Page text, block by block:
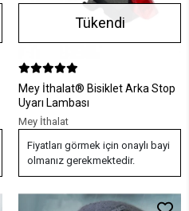
Tükendi
Mey İthalat® Bisiklet Arka Stop
Uyarı Lambası
Mey İthalat
Fiyatları görmek için onaylı bayi
olmanız gerekmektedir.